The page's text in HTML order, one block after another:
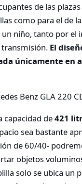
de las
como para el de
niño, tanto por el
El
únicamente en
capacidad de421
sea bastante
de 60/40-
objetos
solo se ubica un